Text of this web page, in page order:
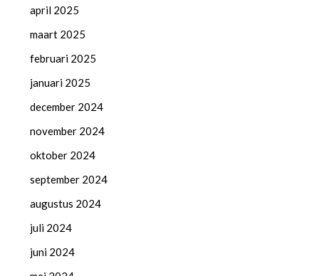
april 2025
maart 2025
februari 2025
januari 2025
december 2024
november 2024
oktober 2024
september 2024
augustus 2024
juli 2024
juni 2024